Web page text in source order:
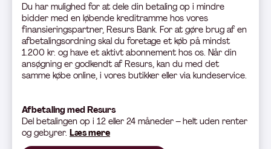
Du har mulighed for at dele din betaling op i mindre
bidder med en løbende kreditramme hos vores
finansieringspartner, Resurs Bank. For at gøre brug af en
afbetalingsordning skal du foretage et køb på mindst
1.200 kr. og have et aktivt abonnement hos os. Når din
ansøgning er godkendt af Resurs, kan du med det
samme købe online, i vores butikker eller via kundeservice.
Afbetaling med Resurs
Del betalingen op i 12 eller 24 måneder – helt uden renter
og gebyrer. Læs mere